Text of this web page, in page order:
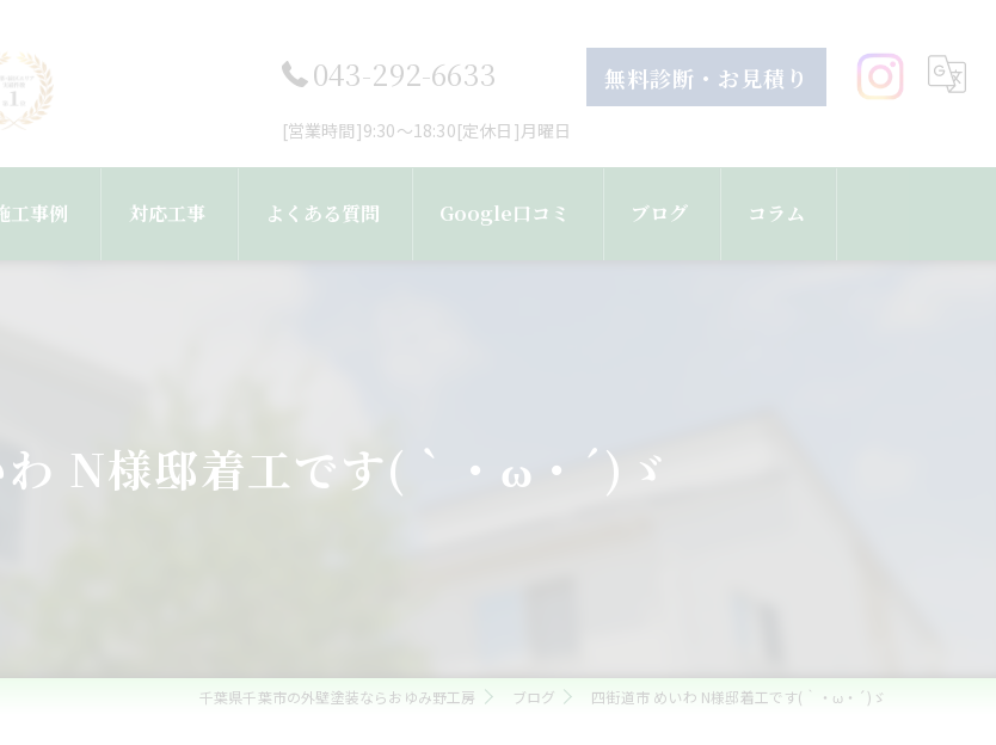
043-292-6633 無料診断・お見積り
[営業時間]9:30～18:30[定休日]月曜日
工事例 対応工事
雨樋・屋根修理
よくある質問 Google口コミ ブログ コラム
N様邸着工です(｀・ω・´)ゞ
千葉県千葉市の外壁塗装ならおゆみ野工房 ブログ 四街道市 めいわ N様邸着工です(｀・ω・´)ゞ